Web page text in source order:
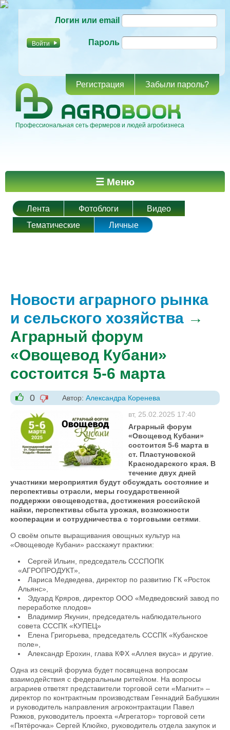
основному
Логин или email
Пароль
Регистрация Забыли пароль?
Профессиональная сеть фермеров и людей агробизнеса
Главное меню ☰ Меню
Лента Фотоблоги
Видео
Тематические
Личные
Новости аграрного рынка
и сельского хозяйства →
Аграрный форум
«Овощевод Кубани»
состоится 5-6 марта
+1
0
-1
Автор: Александра Коренева
вт, 25.02.2025 17:40
Аграрный форум
«Овощевод Кубани»
состоится 5-6 марта в
ст. Пластуновской
Краснодарского края. В
течение двух дней
участники мероприятия будут обсуждать состояние и
перспективы отрасли, меры государственной
поддержки овощеводства, достижения российской
найки, перспективы сбыта урожая, возможности
кооперации и сотрудничества с торговыми сетями
О своём опыте выращивания овощных культур на
«Овощеводе Кубани» расскажут практики:
Сергей Ильин, председатель СССПОПК
«АГРОПРОДУКТ»,
Лариса Медведева, директор по развитию ГК «Росток
Альянс»,
Эдуард Кряров, директор ООО «Медведовский завод по
переработке плодов»
Владимир Якунин, председатель наблюдательного
совета СССПК «КУПЕЦ»
Елена Григорьева, председатель СССПК «Кубанское
поле»,
Александр Ерохин, глава КФХ «Аллея вкуса» и другие.
Одна из секций форума будет посвящена вопросам
взаимодействия с федеральным ритейлом. На вопросы
аграриев ответят представители торговой сети «Магнит» –
директор по контрактным производствам Геннадий Бабушкин
и руководитель направления агроконтрактации Павел
Рожков, руководитель проекта «Агрегатор» торговой сети
«Пятёрочка» Сергей Клюйко, руководитель отдела закупок и